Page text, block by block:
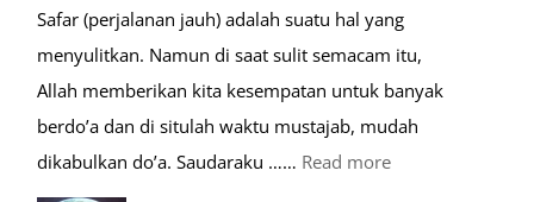
Berdoa
Saat
Umroh
Safar (perjalanan jauh) adalah suatu hal yang
menyulitkan. Namun di saat sulit semacam itu,
Allah memberikan kita kesempatan untuk banyak
berdo’a dan di situlah waktu mustajab, mudah
dikabulkan do’a. Saudaraku …… Read more: